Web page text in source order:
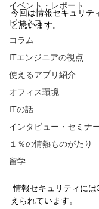
イベント・レポート
ビジネス
コラム
ITエンジニアの視点
使えるアプリ紹介
オフィス環境
ITの話
インタビュー・セミナ
１％の情熱ものがたり
留学
今回は情報セキュリテ
と思います。
情報セキュリティには3つの要素があると考
えられています。